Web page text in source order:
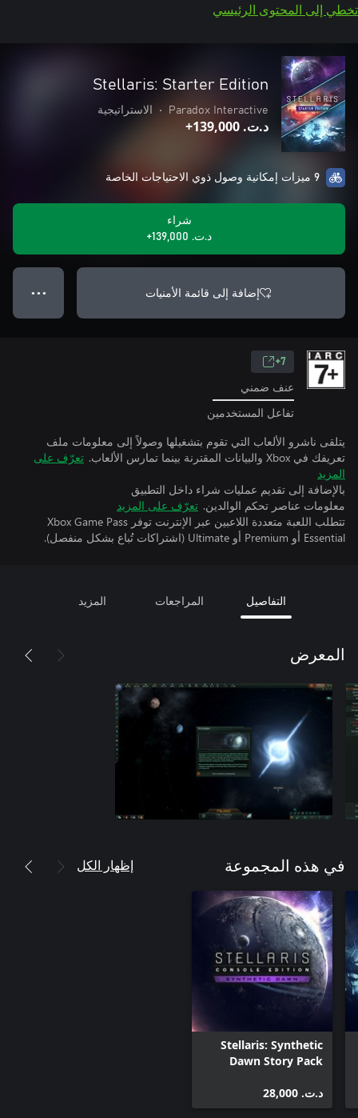
تخطي إلى المحتوى الرئيسي
Stellaris: Starter Edition
Paradox Interactive
• الاستراتيجية
د.ت.‏ 139,000+
9 ميزات إمكانية وصول ذوي الاحتياجات الخاصة
شراء
د.ت.‏ 139,000+
إضافة إلى قائمة الأمنيات ● ● ●
7+
عنف ضمني
تفاعل المستخدمين
يتلقى ناشرو الألعاب التي تقوم بتشغيلها وصولاً إلى معلومات ملف
تعريفك في Xbox والبيانات المقترنة بينما تمارس الألعاب.
تعرّف على
المزيد
بالإضافة إلى تقديم عمليات شراء داخل التطبيق
معلومات عناصر تحكم الوالدين. تعرّف على المزيد
تتطلب اللعبة متعددة اللاعبين عبر الإنترنت توفر Xbox Game Pass
Essential أو Premium أو Ultimate (اشتراكات تُباع بشكل منفصل).
التفاصيل المراجعات المزيد
المعرض
في هذه المجموعة إظهار الكل
Stellaris: Synthetic
Dawn Story Pack
د.ت.‏ 28,000